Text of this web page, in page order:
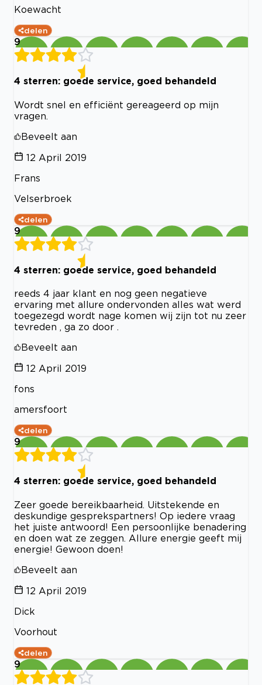
Koewacht
delen
9
4 sterren: goede service, goed behandeld
Wordt snel en efficiënt gereageerd op mijn
vragen.
Beveelt aan
12 April 2019
Frans
Velserbroek
delen
9
4 sterren: goede service, goed behandeld
reeds 4 jaar klant en nog geen negatieve
ervaring met allure ondervonden alles wat werd
toegezegd wordt nage komen wij zijn tot nu zeer
tevreden , ga zo door .
Beveelt aan
12 April 2019
fons
amersfoort
delen
9
4 sterren: goede service, goed behandeld
Zeer goede bereikbaarheid. Uitstekende en
deskundige gesprekspartners! Op iedere vraag
het juiste antwoord! Een persoonlijke benadering
en doen wat ze zeggen. Allure energie geeft mij
energie! Gewoon doen!
Beveelt aan
12 April 2019
Dick
Voorhout
delen
9